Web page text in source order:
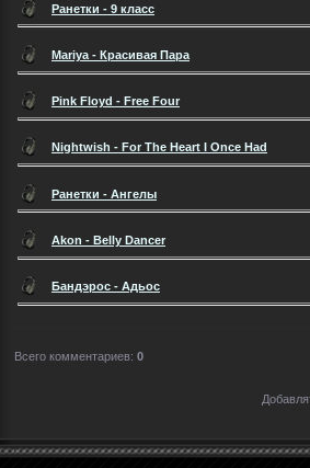
Ранетки - 9 класс
Mariya - Красивая Пара
Pink Floyd - Free Four
Nightwish - For The Heart I Once Had
Ранетки - Ангелы
Akon - Belly Dancer
Бандэрос - Адьос
Всего комментариев: 0